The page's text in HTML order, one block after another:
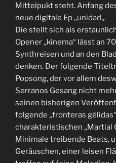
Mittelpukt steht. Anfang
neue digitale Ep „unidad„.
Die stellt sich als
Opener „kinema“ lässt an
Synthreisen und an den
denken. Der folgende
Popsong, der vor allem
Serranos Gesang nicht
seinen bisherigen
folgende „fronteras
charakteristischen „Martial
Minimale treibende Beats,
Geräuschen, einer leisen